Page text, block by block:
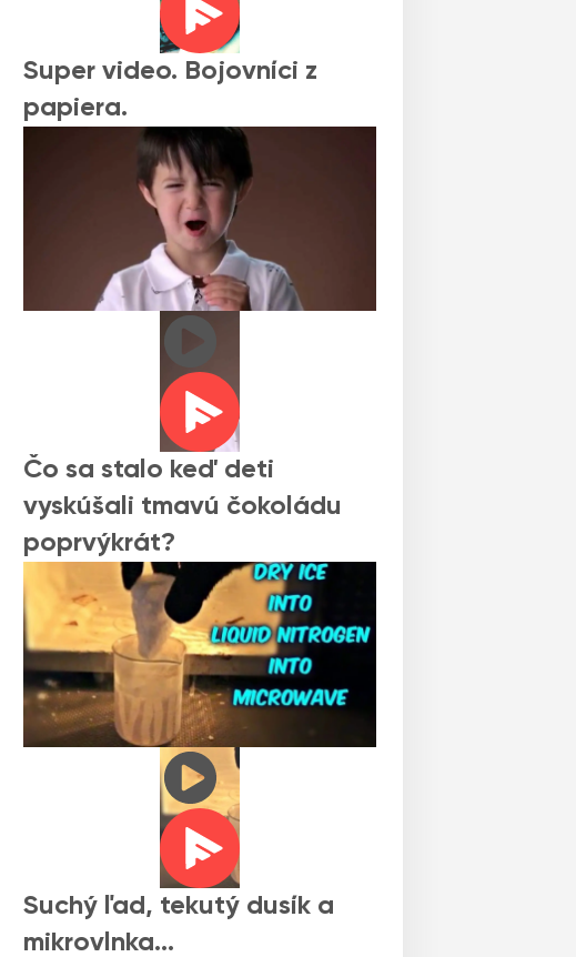
Super video. Bojovníci z
papiera.
Čo sa stalo keď deti
vyskúšali tmavú čokoládu
poprvýkrát?
Suchý ľad, tekutý dusík a
mikrovlnka…